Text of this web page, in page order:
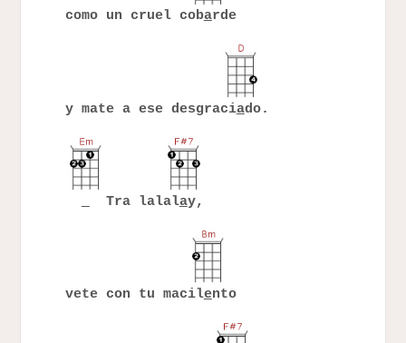
como un cruel cobarde
y mate a ese desgraciado.
Tra lalalay,
vete con tu macilento